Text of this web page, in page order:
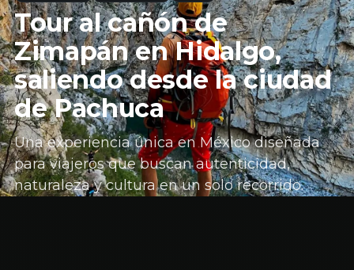
Tour al cañón de
Zimapán en Hidalgo,
saliendo desde la ciudad
de Pachuca
Una experiencia única en México diseñada
para viajeros que buscan autenticidad,
naturaleza y cultura en un solo recorrido.